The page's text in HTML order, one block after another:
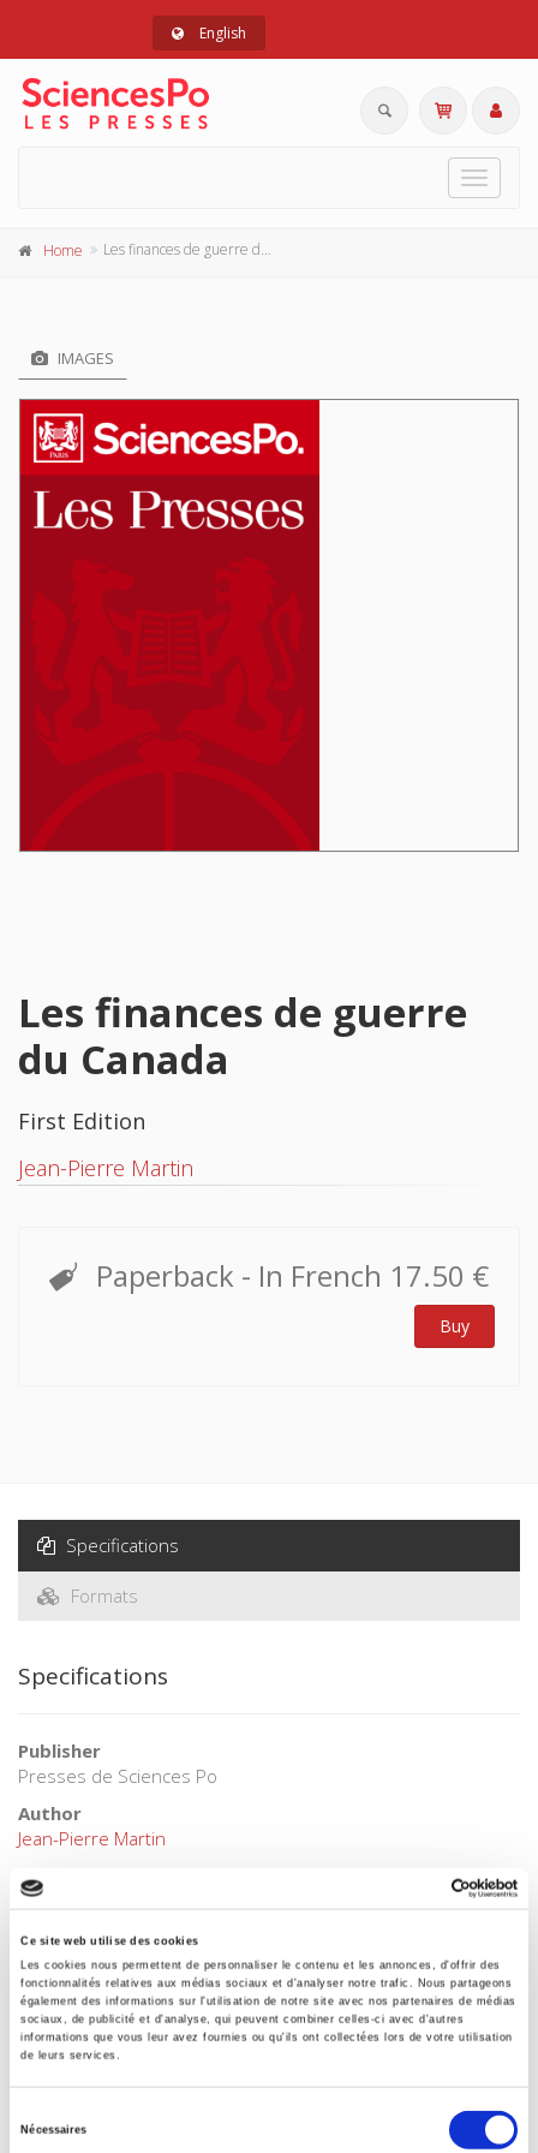
Ce site web utilise des cookies
Les cookies nous permettent de personnaliser le contenu et les annonces, d'offrir des
fonctionnalités relatives aux médias sociaux et d'analyser notre trafic. Nous partageons
également des informations sur l'utilisation de notre site avec nos partenaires de médias
sociaux, de publicité et d'analyse, qui peuvent combiner celles-ci avec d'autres
informations que vous leur avez fournies ou qu'ils ont collectées lors de votre utilisation
de leurs services.
Nécessaires
English
Toggle
Home Les finances de guerre du Canada
IMAGES
Les finances de guerre
du Canada
First Edition
Jean-Pierre Martin
Paperback - In French 17.50 €
Buy
Specifications
Formats
Specifications
Publisher
Presses de Sciences Po
Author
Jean-Pierre Martin
Collection
Académique
Language
French
Tags
,
Publisher Category
>International>North America
Publisher Category